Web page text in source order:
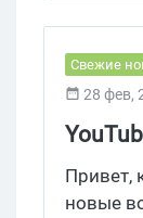
Свежие
28 фев,
Привет,
новые